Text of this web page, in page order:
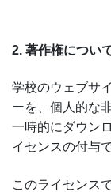
2. 著作権につい
学校のウェブサ
ーを、個人的な
一時的にダウン
イセンスの付与
このライセンス